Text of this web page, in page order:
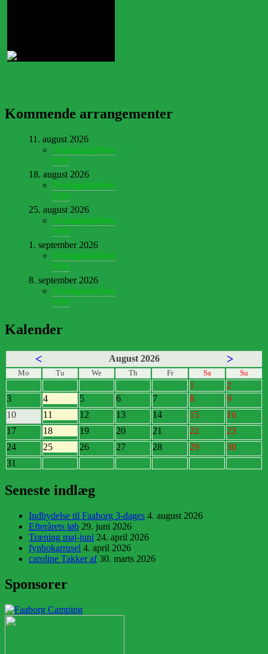
Kommende arrangementer
11. august 2026
Tirsdagsklubben
9:30
18. august 2026
Tirsdagsklubben
9:30
25. august 2026
Tirsdagsklubben
9:30
1. september 2026
Tirsdagsklubben
9:30
8. september 2026
Tirsdagsklubben
9:30
Kalender
< August 2026 >
Mo Tu We Th Fr Sa Su
1
2
3
4 5 6 7 8
9
10
11 12 13 14 15
16
17
18 19 20 21 22
23
24
25 26 27 28 29
30
31
Seneste indlæg
Indbydelse til Faaborg 3-dages 4. august 2026
Efterårets løb 29. juni 2026
Træning maj-juni 24. april 2026
fynbokarrusel 4. april 2026
caroline Takker af 30. marts 2026
Sponsorer